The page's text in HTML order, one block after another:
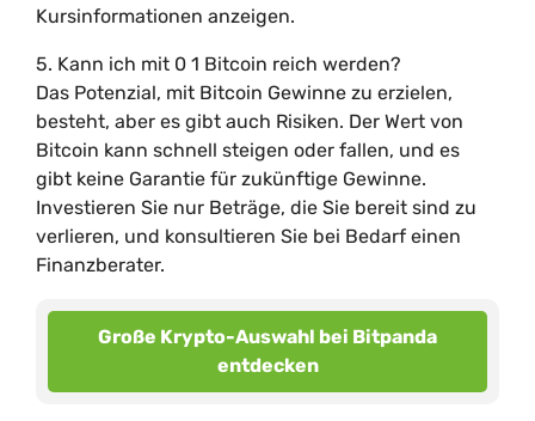
Kursinformationen anzeigen.
5. Kann ich mit 0 1 Bitcoin reich werden?
Das Potenzial, mit Bitcoin Gewinne zu erzielen,
besteht, aber es gibt auch Risiken. Der Wert von
Bitcoin kann schnell steigen oder fallen, und es
gibt keine Garantie für zukünftige Gewinne.
Investieren Sie nur Beträge, die Sie bereit sind zu
verlieren, und konsultieren Sie bei Bedarf einen
Finanzberater.
Große Krypto-Auswahl bei Bitpanda
entdecken